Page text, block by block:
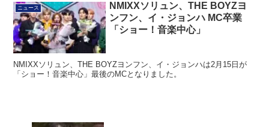
ニュース
NMIXXソリュン、THE BOYZヨ
ンフン、イ・ジョンハ MC卒業
「ショー！音楽中心」
NMIXXソリュン、THE BOYZヨンフン、イ・ジョンハは2月15日が
「ショー！音楽中心」最後のMCとなりました。